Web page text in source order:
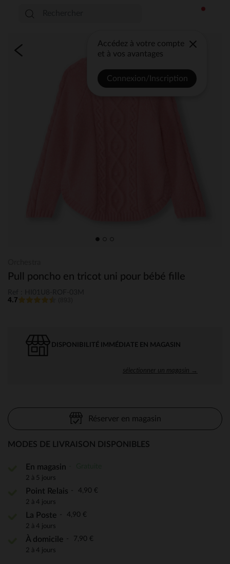
Accédez à votre compte
et à vos avantages
Connexion/Inscription
Pull poncho en tricot uni pour bébé fille
4.7
DISPONIBILITÉ IMMÉDIATE EN MAGASIN
sélectionner un magasin →
Réserver en magasin
MODES DE LIVRAISON DISPONIBLES
En magasin
2 à 5 jours
Point Relais 4,90 €
2 à 4 jours
La Poste 4,90 €
2 à 4 jours
À domicile 7,90 €
2 à 4 jours